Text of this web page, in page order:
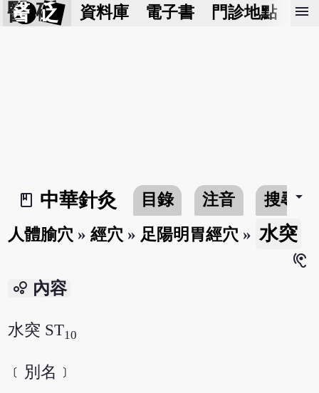
醫 砭 資料庫 電子書 門診地點 預
menu
book_2
中華針灸 目錄 注音 搜尋arrow_drop_down
人體腧穴 »經穴 » 足陽明胃經穴 » 水突
hearing
bubble_chart 內容
水突 ST10
﹝別名﹞